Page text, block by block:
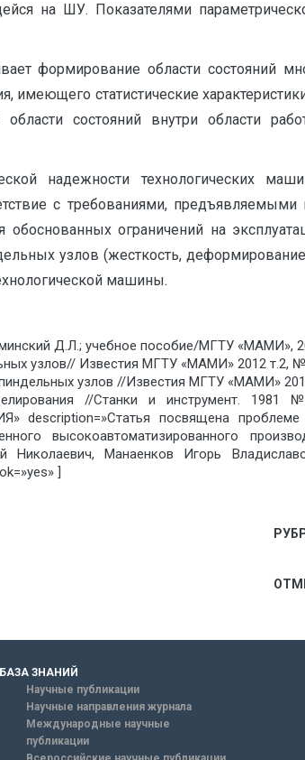
на ШУ. Показателями
фор­мирование области состояний
имеющего статистические
состояний внутри области
надежности технологических
с требованиями, предъявляемыми
ограничений на
узлов (жесткость,
машины.
Д.Л.; учебное пособие/МГТУ «МАМИ»,
узлов// Известия МГТУ «МАМИ» 2012 т.2,
узлов //Известия МГТУ «МАМИ»
//Станки и инструмент. 1981
посвящена проблеме
высокоавтоматизированного
Манаенков Игорь
]
БАЗА ЗНАНИЙ
Научные публикации
Научные направления журнала
Международные научные
публикации